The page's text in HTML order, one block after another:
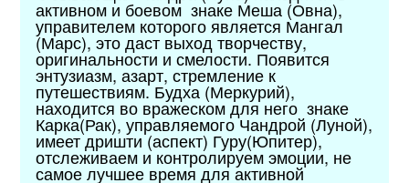
активном и боевом знаке Меша (Овна),
управителем которого является Мангал
(Марс), это даст выход творчеству,
оригинальности и смелости. Появится
энтузиазм, азарт, стремление к
путешествиям. Будха (Меркурий),
находится во вражеском для него знаке
Карка(Рак), управляемого Чандрой (Луной),
имеет дришти (аспект) Гуру(Юпитер),
отслеживаем и контролируем эмоции, не
самое лучшее время для активной